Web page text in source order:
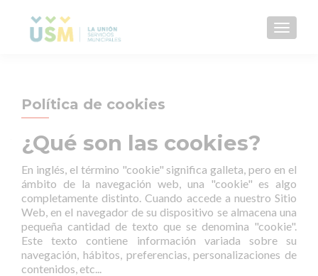
Política de cookies
¿Qué son las cookies?
En inglés, el término "cookie" significa galleta, pero en el
ámbito de la navegación web, una "cookie" es algo
completamente distinto. Cuando accede a nuestro Sitio
Web, en el navegador de su dispositivo se almacena una
pequeña cantidad de texto que se denomina "cookie".
Este texto contiene información variada sobre su
navegación, hábitos, preferencias, personalizaciones de
contenidos, etc...